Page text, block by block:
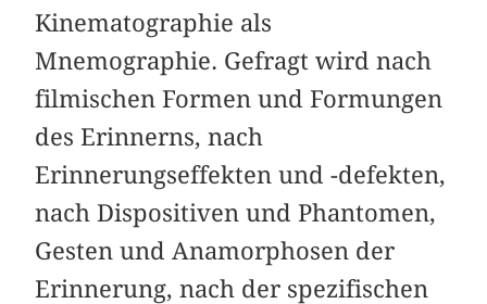
Kinematographie als
Mnemographie. Gefragt wird nach
filmischen Formen und Formungen
des Erinnerns, nach
Erinnerungseffekten und -defekten,
nach Dispositiven und Phantomen,
Gesten und Anamorphosen der
Erinnerung, nach der spezifischen